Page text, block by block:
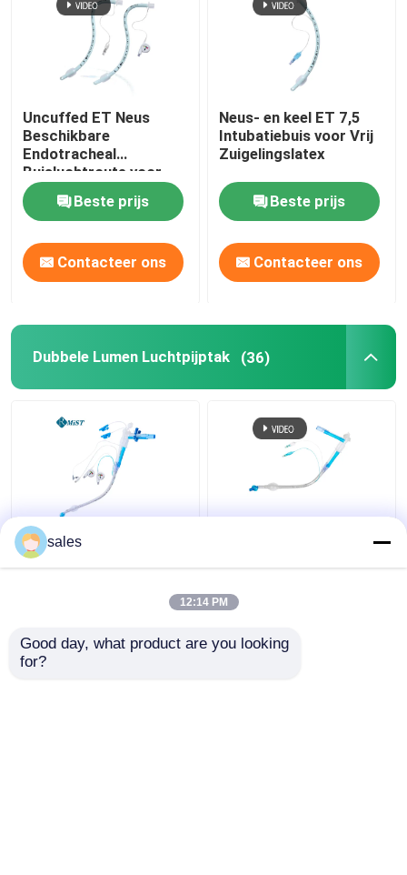
Uncuffed ET Neus
Beschikbare
Endotracheal
Buisluchtroute voor
Chirurgische OEM
Beste prijs
Contacteer ons
Neus- en keel ET 7,5
Intubatiebuis voor Vrij
Zuigelingslatex
Beste prijs
Contacteer ons
Dubbele Lumen Luchtpijptak (36)
Van het Lumencuffed
Tracheostomy van ICU
sales
12:14 PM
Good day, what product are you looking
for?